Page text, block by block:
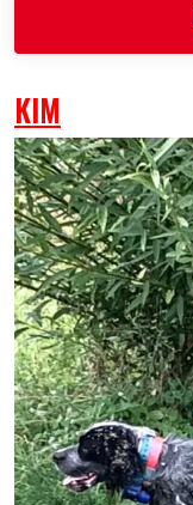
KIM